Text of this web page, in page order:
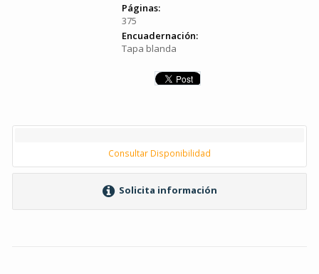
Páginas:
375
Encuadernación:
Tapa blanda
Consultar Disponibilidad
Solicita información